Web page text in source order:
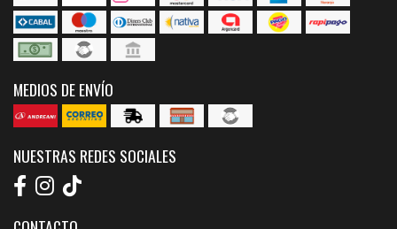
MEDIOS DE ENVÍO
NUESTRAS REDES SOCIALES